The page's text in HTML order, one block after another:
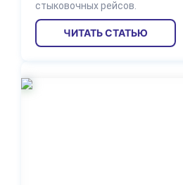
стыковочных рейсов.
ЧИТАТЬ СТАТЬЮ